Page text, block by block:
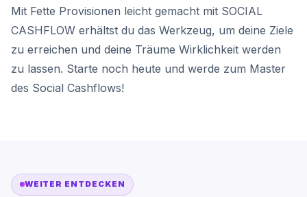
Mit Fette Provisionen leicht gemacht mit SOCIAL
CASHFLOW erhältst du das Werkzeug, um deine Ziele
zu erreichen und deine Träume Wirklichkeit werden
zu lassen. Starte noch heute und werde zum Master
des Social Cashflows!
WEITER ENTDECKEN